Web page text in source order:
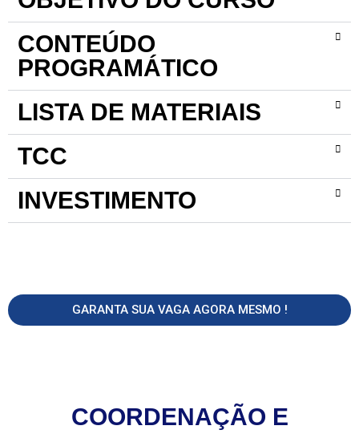
CONTEÚDO
PROGRAMÁTICO
LISTA DE MATERIAIS
TCC
INVESTIMENTO
GARANTA SUA VAGA AGORA MESMO !
COORDENAÇÃO E